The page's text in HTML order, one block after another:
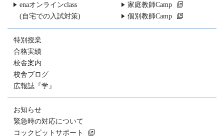
enaオンラインclass
(自宅での入試対策)
家庭教師Camp
個別教師Camp
特別授業
合格実績
校舎案内
校舎ブログ
広報誌『学』
お知らせ
緊急時の対応について
コックピットサポート